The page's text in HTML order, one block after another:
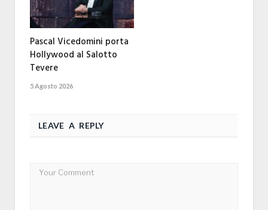
Pascal Vicedomini porta
Hollywood al Salotto
Tevere
5 Agosto 2026
LEAVE A REPLY